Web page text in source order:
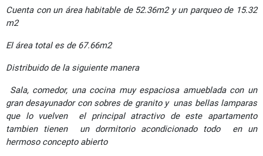
Cuenta con un área habitable de 52.36m2 y un parqueo de 15.32
m2
El área total es de 67.66m2
Distribuido de la siguiente manera
Sala, comedor, una cocina muy espaciosa amueblada con un
gran desayunador con sobres de granito y unas bellas lamparas
que lo vuelven el principal atractivo de este apartamento
tambien tienen un dormitorio acondicionado todo en un
hermoso concepto abierto